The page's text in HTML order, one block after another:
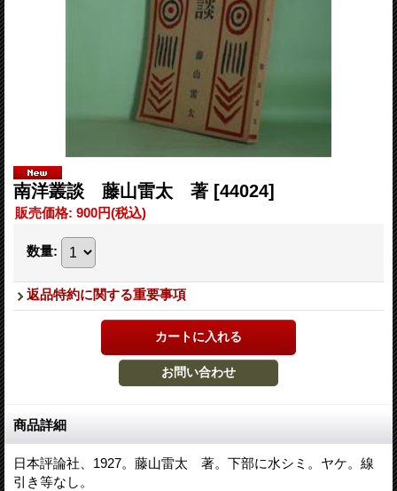
南洋叢談 藤山雷太 著 [44024]
販売価格: 900円(税込)
数量:
返品特約に関する重要事項
商品詳細
日本評論社、1927。藤山雷太 著。下部に水シミ。ヤケ。線
引き等なし。